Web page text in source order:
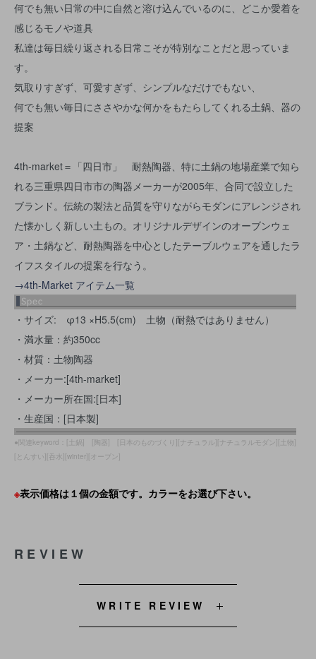
何でも無い日常の中に自然と溶け込んでいるのに、どこか愛着を
感じるモノや道具
私達は毎日繰り返される日常こそが特別なことだと思っていま
す。
気取りすぎず、可愛すぎず、シンプルなだけでもない、
何でも無い毎日にささやかな何かをもたらしてくれる土鍋、器の
提案
4th-market＝「四日市」 耐熱陶器、特に土鍋の地場産業で知ら
れる三重県四日市市の陶器メーカーが2005年、合同で設立した
ブランド。伝統の製法と品質を守りながらモダンにアレンジされ
た懐かしく新しい土もの。オリジナルデザインのオーブンウェ
ア・土鍋など、耐熱陶器を中心としたテーブルウェアを通したラ
イフスタイルの提案を行なう。
→4th-Market アイテム一覧
・サイズ: φ13 ×H5.5(cm) 土物（耐熱ではありません）
・満水量：約350cc
・材質：土物陶器
・メーカー:[4th-market]
・メーカー所在国:[日本]
・生産国：[日本製]
●関連keyword：[土鍋] [陶器] [日本のものづくり][ナチュラル][ナチュラルモダン][土物]
[とんすい][呑水][winter][オーブン]
※表示価格は１個の金額です。カラーをお選び下さい。
REVIEW
WRITE REVIEW